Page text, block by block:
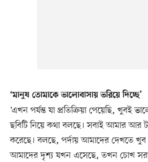
‘মানুষ তোমাকে ভালোবাসায় ভরিয়ে দিচ্ছে’
‘এখন পর্যন্ত যা প্রতিক্রিয়া পেয়েছি, খুবই
ছবিটি নিয়ে কথা বলছে। সবাই আমার আর
করেছে। বলছে, পর্দায় আমাদের দেখতে
আমাদের দৃশ্য যখন এসেছে, তখন চোখ